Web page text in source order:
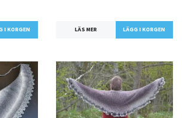
LÄS MER